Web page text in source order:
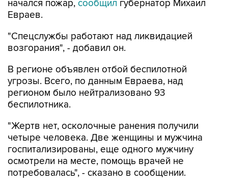
начался пожар, сообщил губернатор Михаил
Евраев.
"Спецслужбы работают над ликвидацией
возгорания", - добавил он.
В регионе объявлен отбой беспилотной
угрозы. Всего, по данным Евраева, над
регионом было нейтрализовано 93
беспилотника.
"Жертв нет, осколочные ранения получили
четыре человека. Две женщины и мужчина
госпитализированы, еще одного мужчину
осмотрели на месте, помощь врачей не
потребовалась", - сказано в сообщении.